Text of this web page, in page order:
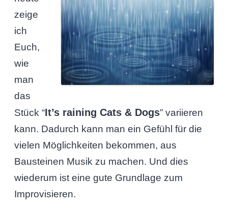
zeige
ich
Euch,
wie
man
das
Stück “It’s raining Cats & Dogs” variieren
kann. Dadurch kann man ein Gefühl für die
vielen Möglichkeiten bekommen, aus
Bausteinen Musik zu machen. Und dies
wiederum ist eine gute Grundlage zum
Improvisieren.